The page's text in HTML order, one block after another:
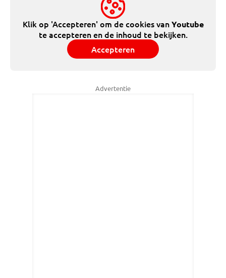
Klik op 'Accepteren' om de cookies vanYoutube
te accepteren en de inhoud te bekijken.
Accepteren
Advertentie